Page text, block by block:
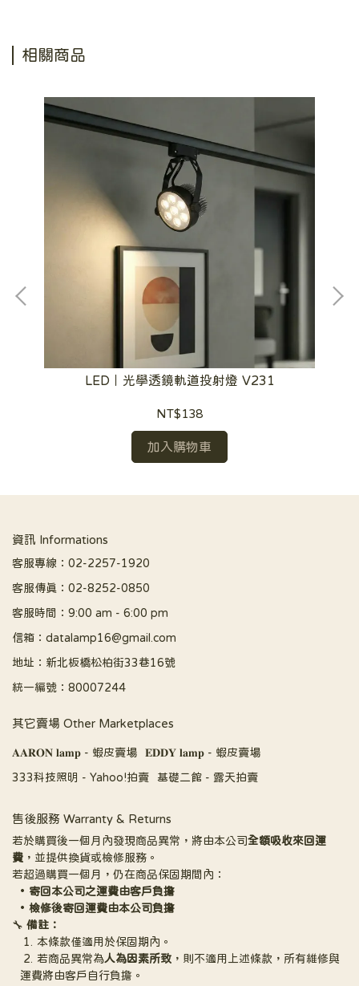
相關商品
LED｜光學透鏡軌道投射燈 V231
NT$138
加入購物車
資訊 Informations
客服專線：02-2257-1920
客服傳真：02-8252-0850
客服時間：9:00 am - 6:00 pm
信箱：datalamp16@gmail.com
地址：新北板橋松柏街33巷16號
統一編號：80007244
其它賣場 Other Marketplaces
𝐀𝐀𝐑𝐎𝐍 𝐥𝐚𝐦𝐩 - 蝦皮賣場
𝐄𝐃𝐃𝐘 𝐥𝐚𝐦𝐩 - 蝦皮賣場
333科技照明 - Yahoo!拍賣
基礎二館 - 露天拍賣
售後服務 Warranty & Returns
若於購買後一個月內發現商品異常，將由本公司全額吸收來回運
費 ，並提供換貨或檢修服務。
若超過購買一個月，仍在商品保固期間內：
寄回本公司之運費由客戶負擔
檢修後寄回運費由本公司負擔
🔧 備註：
本條款僅適用於保固期內。
若商品異常為人為因素所致 ，則不適用上述條款，所有維修與
運費將由客戶自行負擔。